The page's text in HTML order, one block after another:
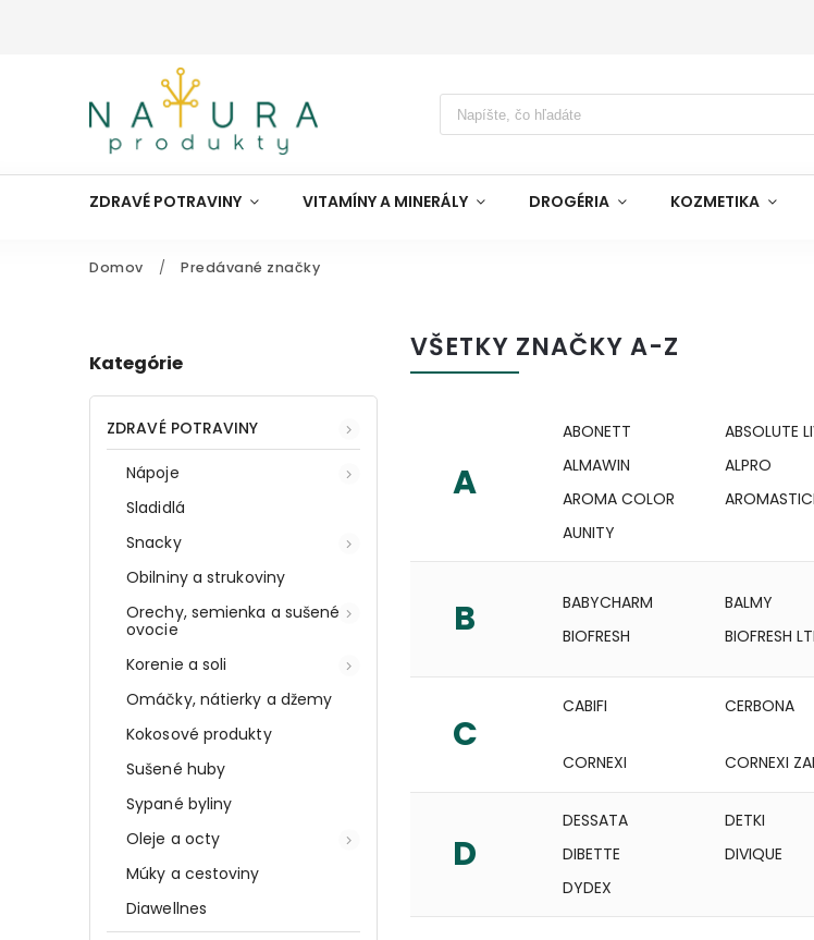
ZDRAVÉ POTRAVINY VITAMÍNY A MINERÁLY DROGÉRIA KOZMETIKA
Domov / Predávané značky
Kategórie
ZDRAVÉ POTRAVINY
Nápoje
Sladidlá
Snacky
Obilniny a strukoviny
Orechy, semienka a sušené
ovocie
Korenie a soli
Omáčky, nátierky a džemy
Kokosové produkty
Sušené huby
Sypané byliny
Oleje a octy
Múky a cestoviny
Diawellnes
VŠETKY ZNAČKY A-Z
A
ABONETT ABSOLUTE
ALMAWIN
ALPRO
AROMA COLOR
AUNITY
B BABYCHARM BALMY
BIOFRESH
BIOFRESH
C
CABIFI CERBONA
CORNEXI CORNEXI
D
DESSATA DETKI
DIBETTE
DIVIQUE
DYDEX